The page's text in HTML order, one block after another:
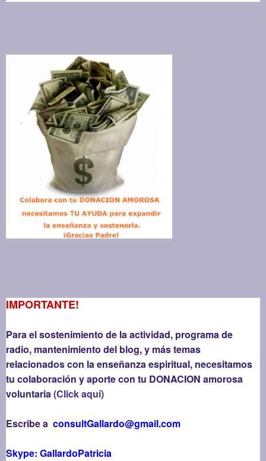
IMPORTANTE!
Para el sostenimiento de la actividad, programa de
radio, mantenimiento del blog, y más temas
relacionados con la enseñanza espiritual, necesitamos
tu colaboración y aporte con tu DONACION amorosa
voluntaria(Click aquí)
Escribe a consultGallardo@gmail.com
Skype: GallardoPatricia